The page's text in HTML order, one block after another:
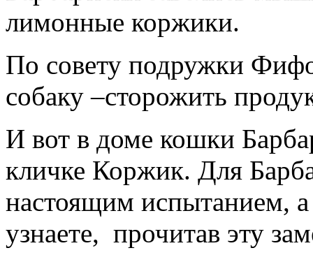
лимонные коржики.
По совету подружки
собаку –сторожить
И вот в доме кошки
кличке Коржик. Для
настоящим испытанием,
узнаете, прочитав эту